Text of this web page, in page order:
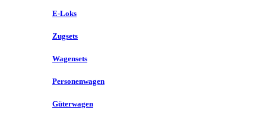
E-Loks
Zugsets
Wagensets
Personenwagen
Güterwagen